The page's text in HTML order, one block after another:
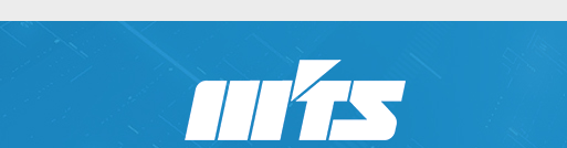
MTS -10 sự kiện nổi bật năm 2022
Bản tin số 358- Vinacomin news